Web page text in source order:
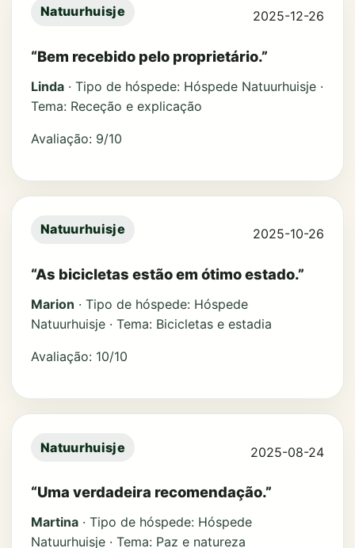
Natuurhuisje 2025-12-26
“Bem recebido pelo proprietário.”
Linda · Tipo de hóspede: Hóspede Natuurhuisje ·
Tema: Receção e explicação
Avaliação: 9/10
Natuurhuisje 2025-10-26
“As bicicletas estão em ótimo estado.”
Marion · Tipo de hóspede: Hóspede
Natuurhuisje · Tema: Bicicletas e estadia
Avaliação: 10/10
Natuurhuisje 2025-08-24
“Uma verdadeira recomendação.”
Martina · Tipo de hóspede: Hóspede
Natuurhuisje · Tema: Paz e natureza